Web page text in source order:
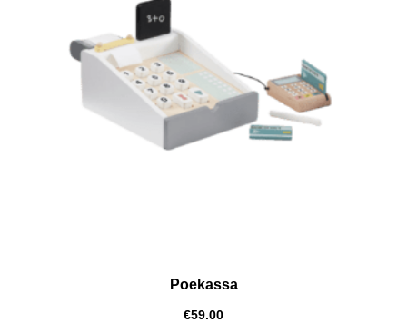
Poekassa
€59.00